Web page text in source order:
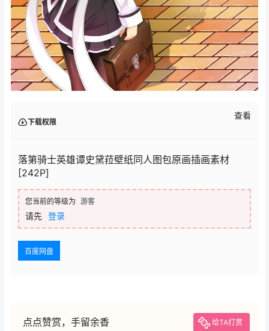
下载权限
查看
落第骑士英雄谭史黛菈壁纸同人图包原画插画素材
[242P]
您当前的等级为 游客
请先 登录
百度网盘
点点赞赏，手留余香 给TA打赏